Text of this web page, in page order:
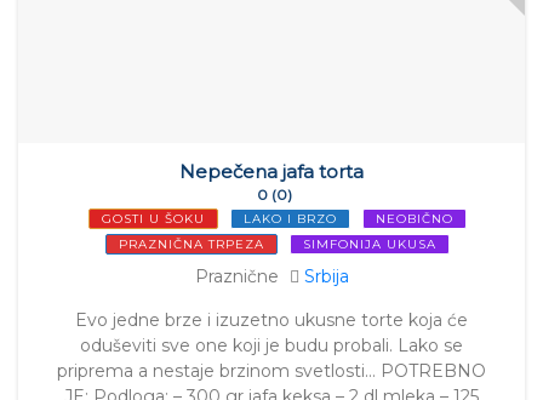
Nepečena jafa torta
0 (0)
GOSTI U ŠOKU LAKO I BRZO
NEOBIČNO
PRAZNIČNA TRPEZA
SIMFONIJA UKUSA
Praznične
Srbija
Evo jedne brze i izuzetno ukusne torte koja će
oduševiti sve one koji je budu probali. Lako se
priprema a nestaje brzinom svetlosti… POTREBNO